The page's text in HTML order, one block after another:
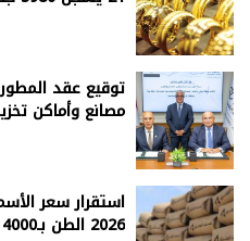
توقيع عقد
مصانع وأماكن
2026 الطن بـ4000 جنيه